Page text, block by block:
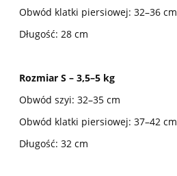
Obwód klatki piersiowej: 32–36 cm
Długość: 28 cm
Rozmiar S – 3,5–5 kg
Obwód szyi: 32–35 cm
Obwód klatki piersiowej: 37–42 cm
Długość: 32 cm